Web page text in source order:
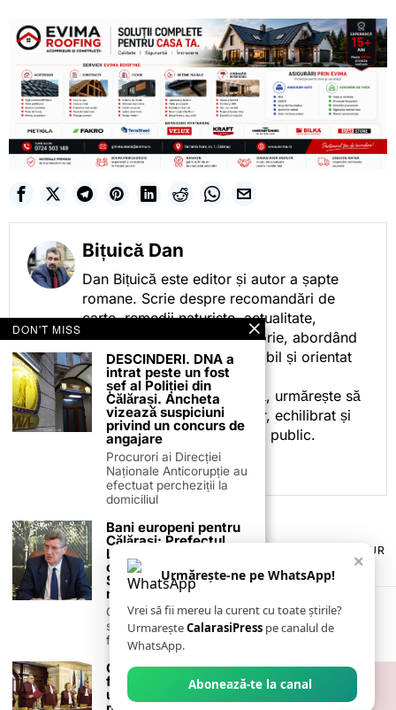
Bițuică Dan
Dan Bițuică este editor și autor a șapte
romane. Scrie despre recomandări de
carte, remedii naturiste, actualitate,
cotidian politic, sport și istorie, abordând
subiectele într-un stil accesibil și orientat
spre informare.
Prin activitatea sa editorială, urmărește să
ofere cititorilor conținut clar, echilibrat și
relevant, adaptat interesului public.
TERMENI ȘI CONDIȚII
POLITICA DE ANULARE & RETUR
PUBLICITATE ONLINE & TIPĂRITĂ
CONTACT
ZIARUL ANUNȚUL CĂLĂRĂȘEAN
×
Urmărește-ne pe WhatsApp!
Vrei să fii mereu la curent cu toate știrile?
UrmareșteCalarasiPress pe canalul de
WhatsApp.
Abonează-te la canal
DON'T MISS
DESCINDERI. DNA a
intrat peste un fost
șef al Poliției din
Călărași. Ancheta
vizează suspiciuni
privind un concurs de
angajare
Procurori ai Direcției
Naționale Anticorupție au
efectuat percheziții la
domiciliul
Bani europeni pentru
Călărași: Prefectul
Laurențiu State anunță
colaborarea cu ADR
Sud-Muntenia pentru
noi finanțări
Călărașul se pregătește
să intre pe harta
finanțărilor europene, cu
CCR amână până pe 4
februarie judecata
unei sesizări care ar